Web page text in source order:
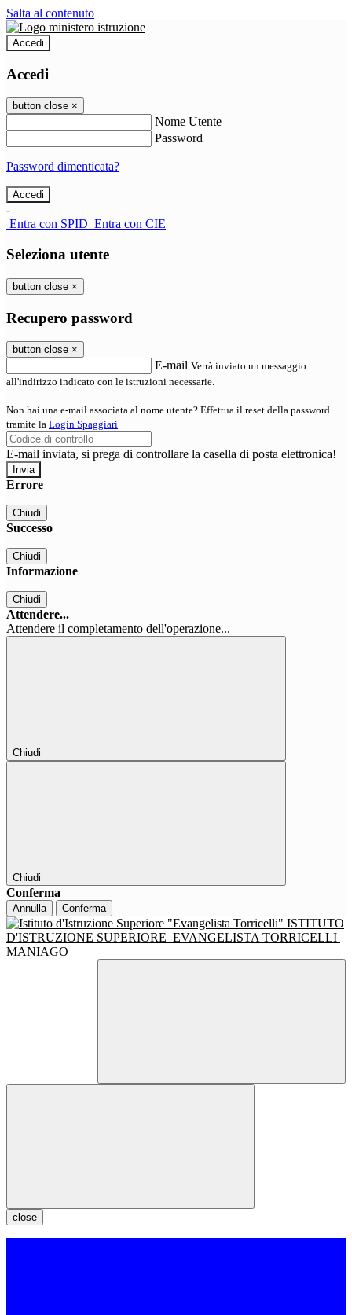
Salta al contenuto
Accedi
Accedi
button close ×
Nome Utente
Password
Password dimenticata?
-
Entra con SPID Entra con CIE
Seleziona utente
button close ×
Recupero password
button close ×
E-mail Verrà inviato un messaggio
all'indirizzo indicato con le istruzioni necessarie.
Non hai una e-mail associata al nome utente? Effettua il reset della password
tramite la Login Spaggiari
E-mail inviata, si prega di controllare la casella di posta elettronica!
Errore
Chiudi
Successo
Chiudi
Informazione
Chiudi
Attendere...
Attendere il completamento dell'operazione...
Chiudi
Chiudi
Conferma
Annulla Conferma
ISTITUTO
D'ISTRUZIONE SUPERIORE EVANGELISTA TORRICELLI
MANIAGO
close